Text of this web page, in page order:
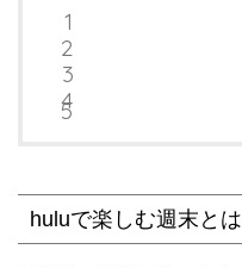
huluで楽しむ週末とは